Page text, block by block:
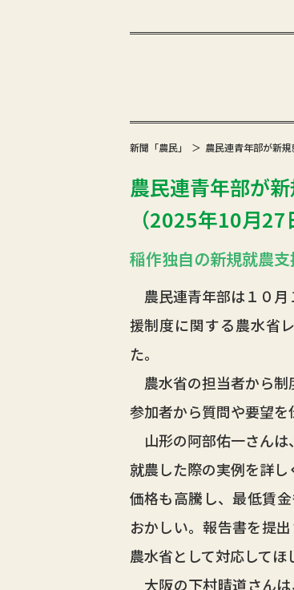
新聞「農民」 農民連青年部が新
農民連青年部が
（2025年10月27
稲作独自の新規就農
農民連青年部は１０月
援制度に関する農水省
た。
農水省の担当者から制
参加者から質問や要望を
山形の阿部佑一さんは
就農した際の実例を詳
価格も高騰し、最低賃
おかしい。報告書を提
農水省として対応してほ
大阪の下村晴道さんは